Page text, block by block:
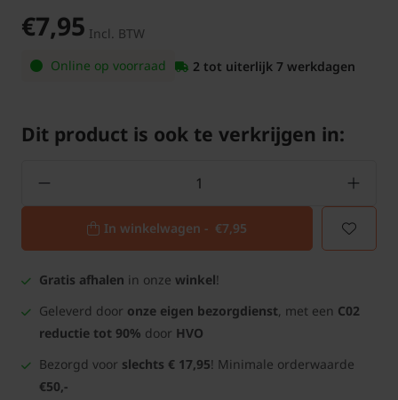
€7,95 Incl. BTW
Online op voorraad
2 tot uiterlijk 7 werkdagen
Dit product is ook te verkrijgen in:
In winkelwagen - €7,95
Gratis afhalen in onze winkel!
Geleverd door onze eigen bezorgdienst, met een C02
reductie tot 90% door HVO
Bezorgd voor slechts € 17,95! Minimale orderwaarde
€50,-